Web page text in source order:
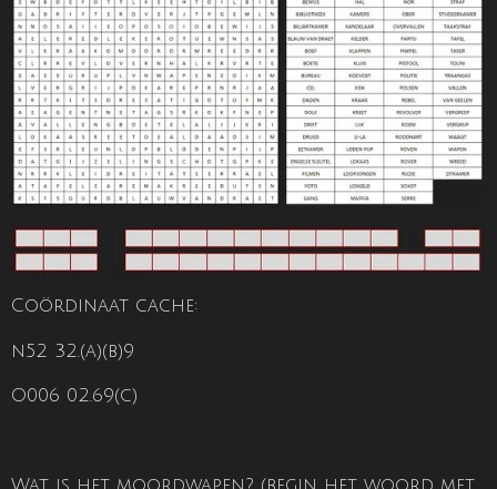
Coördinaat cache:
n52 32.(a)(b)9
O006 02.69(c)